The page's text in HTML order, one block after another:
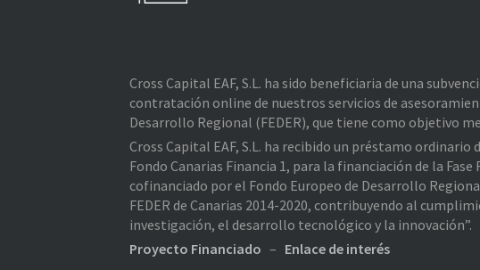
Cross Capital EAF, S.L. ha sido beneficiaria de una
contratación online de nuestros servicios de
Desarrollo Regional (FEDER), que tiene como objetivo
Cross Capital EAF, S.L. ha recibido un préstamo ordinario
Fondo Canarias Financia 1, para la financiación de la
cofinanciado por el Fondo Europeo de Desarrollo
FEDER de Canarias 2014-2020, contribuyendo al
investigación, el desarrollo tecnológico y la innovación”.
Proyecto Financiado – Enlace de interés